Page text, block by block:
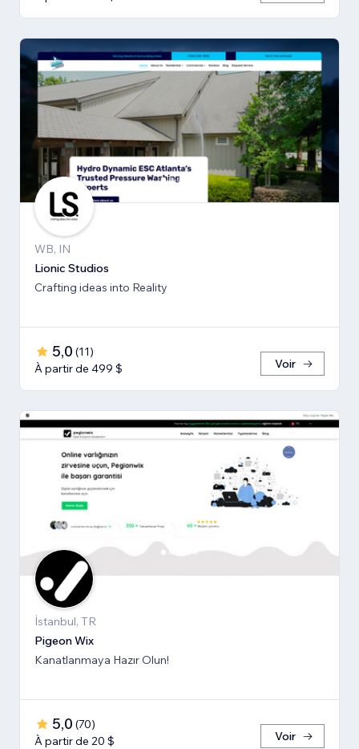
WB, IN
Lionic Studios
Crafting ideas into Reality
5,0 (11)
À partir de 499 $
Voir
İstanbul, TR
Pigeon Wix
Kanatlanmaya Hazır Olun!
5,0 (70)
À partir de 20 $
Voir